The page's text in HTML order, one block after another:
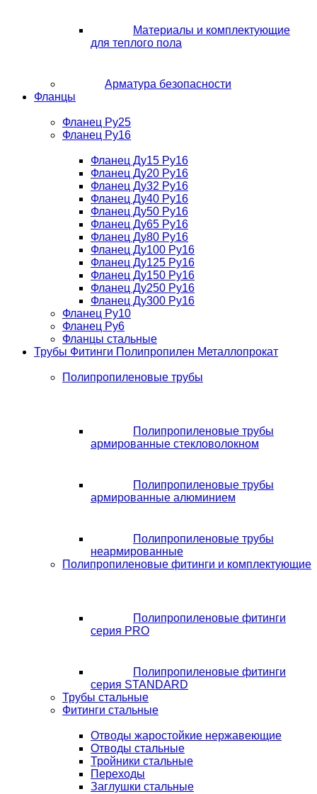
Материалы и комплектующие
для теплого пола
Арматура безопасности
Фланцы
Фланец Ру25
Фланец Ру16
Фланец Ду15 Ру16
Фланец Ду20 Ру16
Фланец Ду32 Ру16
Фланец Ду40 Ру16
Фланец Ду50 Ру16
Фланец Ду65 Ру16
Фланец Ду80 Ру16
Фланец Ду100 Ру16
Фланец Ду125 Ру16
Фланец Ду150 Ру16
Фланец Ду250 Ру16
Фланец Ду300 Ру16
Фланец Ру10
Фланец Ру6
Фланцы стальные
Трубы Фитинги Полипропилен Металлопрокат
Полипропиленовые трубы
Полипропиленовые трубы
армированные стекловолокном
Полипропиленовые трубы
армированные алюминием
Полипропиленовые трубы
неармированные
Полипропиленовые фитинги и комплектующие
Полипропиленовые фитинги
серия PRO
Полипропиленовые фитинги
серия STANDARD
Трубы стальные
Фитинги стальные
Отводы жаростойкие нержавеющие
Отводы стальные
Тройники стальные
Переходы
Заглушки стальные